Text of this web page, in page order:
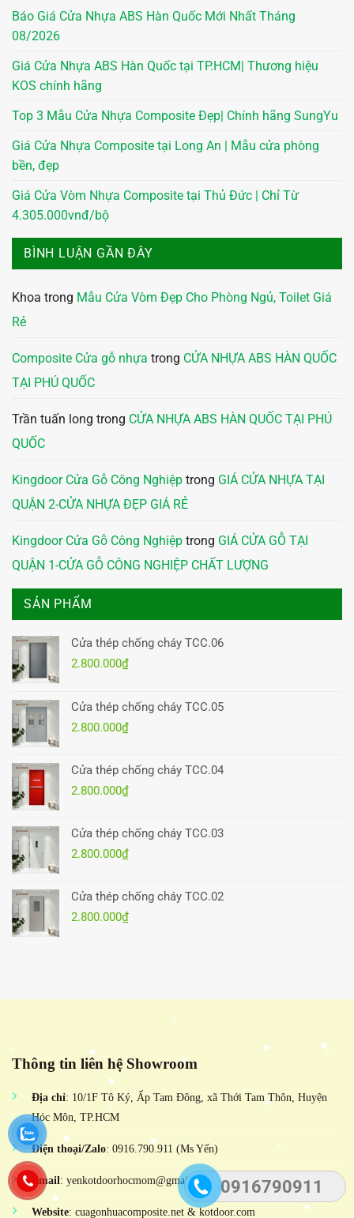
0916790911
Báo Giá Cửa Nhựa ABS Hàn Quốc Mới Nhất Tháng
08/2026
Giá Cửa Nhựa ABS Hàn Quốc tại TP.HCM| Thương hiệu
KOS chính hãng
Top 3 Mẫu Cửa Nhựa Composite Đẹp| Chính hãng SungYu
Giá Cửa Nhựa Composite tại Long An | Mẫu cửa phòng
bền, đẹp
Giá Cửa Vòm Nhựa Composite tại Thủ Đức | Chỉ Từ
4.305.000vnđ/bộ
BÌNH LUẬN GẦN ĐÂY
Khoa trong Mẫu Cửa Vòm Đẹp Cho Phòng Ngủ, Toilet Giá
Rẻ
Composite Cửa gỗ nhựa trong CỬA NHỰA ABS HÀN QUỐC
TẠI PHÚ QUỐC
Trần tuấn long trong CỬA NHỰA ABS HÀN QUỐC TẠI PHÚ
QUỐC
Kingdoor Cửa Gỗ Công Nghiệp trong GIÁ CỬA NHỰA TẠI
QUẬN 2-CỬA NHỰA ĐẸP GIÁ RẺ
Kingdoor Cửa Gỗ Công Nghiệp trong GIÁ CỬA GỖ TẠI
QUẬN 1-CỬA GỖ CÔNG NGHIỆP CHẤT LƯỢNG
SẢN PHẨM
Cửa thép chống cháy TCC.06
2.800.000₫
Cửa thép chống cháy TCC.05
2.800.000₫
Cửa thép chống cháy TCC.04
2.800.000₫
Cửa thép chống cháy TCC.03
2.800.000₫
Cửa thép chống cháy TCC.02
2.800.000₫
Thông tin liên hệ Showroom
Địa chỉ: 10/1F Tô Ký, Ấp Tam Đông, xã Thới Tam Thôn, Huyện
Hóc Môn, TP.HCM
Điện thoại/Zalo: 0916.790.911 (Ms Yến)
Email: yenkotdoorhocmom@gmail.com
Website: cuagonhuacomposite.net & kotdoor.com